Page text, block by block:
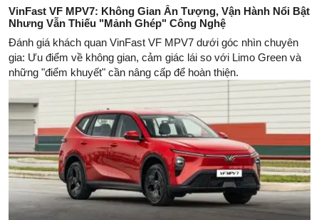
VinFast VF MPV7: Không Gian Ấn Tượng, Vận Hành Nổi Bật
Nhưng Vẫn Thiếu "Mảnh Ghép" Công Nghệ
Đánh giá khách quan VinFast VF MPV7 dưới góc nhìn chuyên
gia: Ưu điểm về không gian, cảm giác lái so với Limo Green và
những "điểm khuyết" cần nâng cấp để hoàn thiện.